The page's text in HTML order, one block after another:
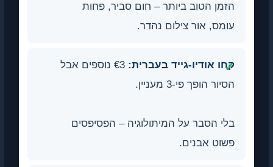
הזמן הטוב ביותר – חום סביר, פחות
עומס, אור צילום נהדר.
קחו אודיו-גייד בעברית:
€3 נוספים אבל
הסיור הופך פי-3 מעניין.
בלי הסבר על המיתולוגיה – הפסיפסים
פשוט אבנים.